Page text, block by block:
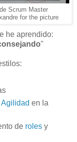
Scrum Master
for the picture
he aprendido:
"
Agilidad en la
de rolesy